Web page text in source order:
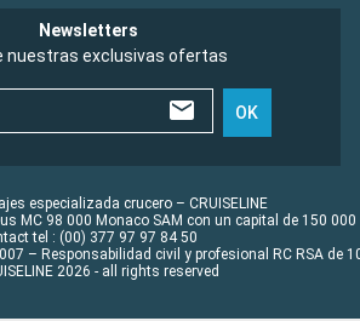
Newsletters
nuestras exclusivas ofertas
OK
especializada crucero – CRUISELINE
MC 98 000 Monaco SAM con un capital de 150 000
tel : (00) 377 97 97 84 50
– Responsabilidad civil y profesional RC RSA de
2026 - all rights reserved